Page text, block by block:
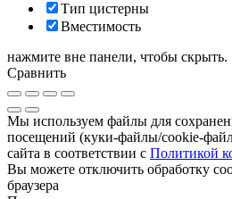
Тип цистерны
Вместимость
нажмите вне панели, чтобы скрыть.
Сравнить
Мы используем файлы для
посещений (куки-файлы/cookie-
сайта в соответствии с Политикой
Вы можете отключить обработку
браузера